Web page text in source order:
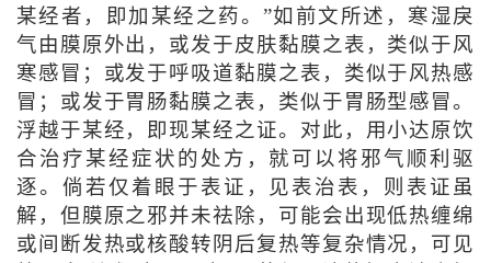
某经者，即加某经之药。”如前文所述，寒湿戾
气由膜原外出，或发于皮肤黏膜之表，类似于风
寒感冒；或发于呼吸道黏膜之表，类似于风热感
冒；或发于胃肠黏膜之表，类似于胃肠型感冒。
浮越于某经，即现某经之证。对此，用小达原饮
合治疗某经症状的处方，就可以将邪气顺利驱
逐。倘若仅着眼于表证，见表治表，则表证虽
解，但膜原之邪并未祛除，可能会出现低热缠绵
或间断发热或核酸转阴后复热等复杂情况，可见